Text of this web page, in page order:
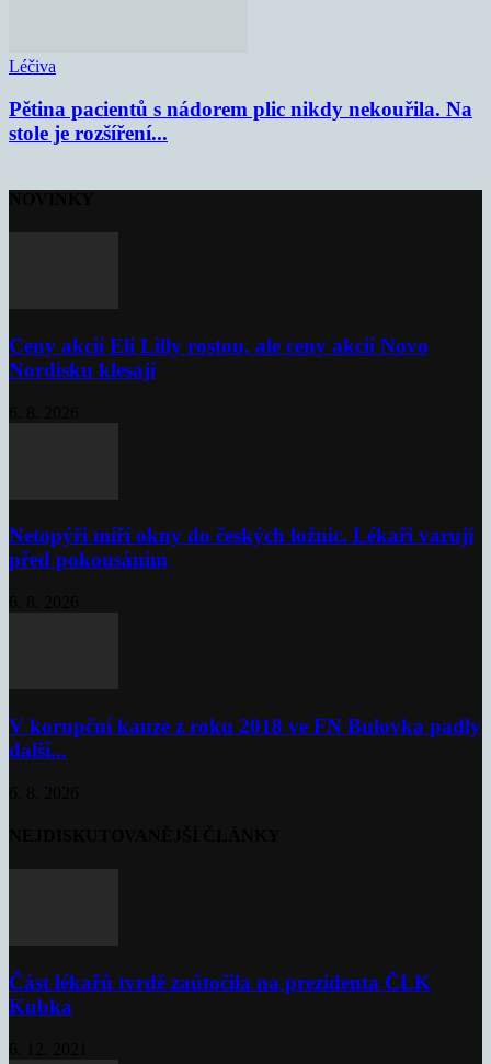
Léčiva
Pětina pacientů s nádorem plic nikdy nekouřila. Na
stole je rozšíření...
Ceny akcií Eli Lilly rostou, ale ceny akcií Novo
Nordisku klesají
Netopýři míří okny do českých ložnic. Lékaři varují
před pokousáním
V korupční kauze z roku 2018 ve FN Bulovka padly
další...
Část lékařů tvrdě zaútočila na prezidenta ČLK
Kubka